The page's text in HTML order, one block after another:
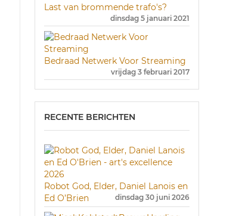
Last van brommende trafo's?
dinsdag 5 januari 2021
Bedraad Netwerk Voor Streaming
vrijdag 3 februari 2017
RECENTE BERICHTEN
Robot God, Elder, Daniel Lanois en
Ed O’Brien
dinsdag 30 juni 2026